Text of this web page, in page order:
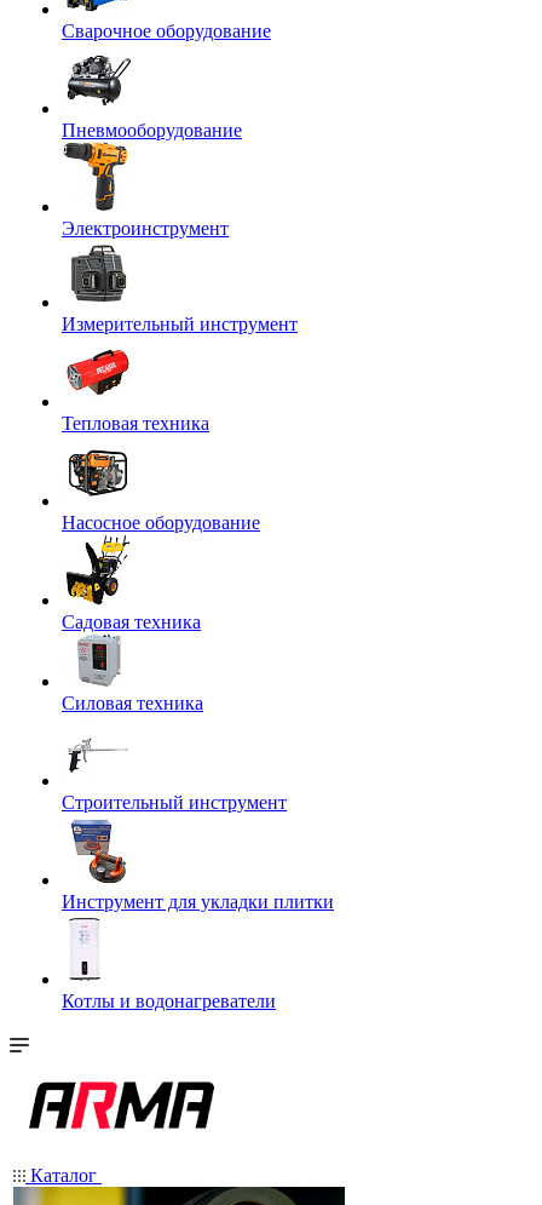
Сварочное оборудование
Пневмооборудование
Электроинструмент
Измерительный инструмент
Тепловая техника
Насосное оборудование
Садовая техника
Силовая техника
Строительный инструмент
Инструмент для укладки плитки
Котлы и водонагреватели
Каталог